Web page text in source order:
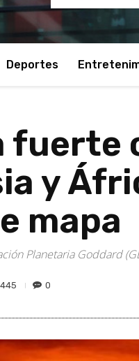
Deportes
fuerte
y
mapa
Planetaria Goddard
0